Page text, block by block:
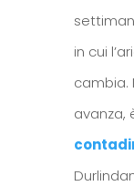
in cui
cambia.
avanza,